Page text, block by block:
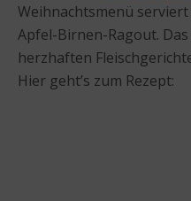
Weihnachtsmenü
Apfel-Birnen-Ragout.
herzhaften
Hier geht’s zum Rezept: